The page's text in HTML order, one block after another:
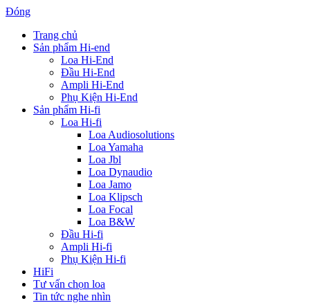
Đóng
Trang chủ
Sản phẩm Hi-end
Loa Hi-End
Đầu Hi-End
Ampli Hi-End
Phụ Kiện Hi-End
Sản phẩm Hi-fi
Loa Hi-fi
Loa Audiosolutions
Loa Yamaha
Loa Jbl
Loa Dynaudio
Loa Jamo
Loa Klipsch
Loa Focal
Loa B&W
Đầu Hi-fi
Ampli Hi-fi
Phụ Kiện Hi-fi
HiFi
Tư vấn chọn loa
Tin tức nghe nhìn